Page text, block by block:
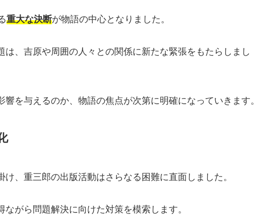
重大な決断が物語の中心となりました。
、吉原や周囲の人々との関係に新たな緊張をもたらしまし
を与えるのか、物語の焦点が次第に明確になっていきます。
、重三郎の出版活動はさらなる困難に直面しました。
ながら問題解決に向けた対策を模索します。